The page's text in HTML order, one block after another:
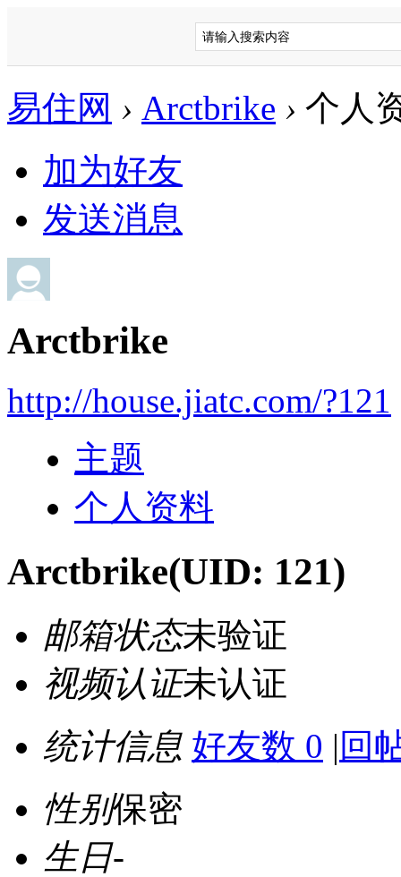
易住网 › Arctbrike › 个人
加为好友
发送消息
Arctbrike
http://house.jiatc.com/?121
主题
个人资料
Arctbrike(UID: 121)
邮箱状态未验证
视频认证未认证
统计信息 好友数 0 | 回
性别保密
生日-